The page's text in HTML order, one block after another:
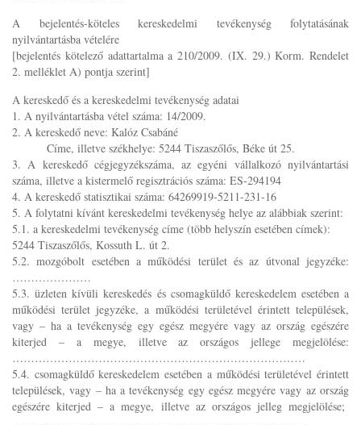
A bejelentés-köteles kereskedelmi tevékenység folytatásának
nyilvántartásba vételére
[bejelentés kötelező adattartalma a 210/2009. (IX. 29.) Korm. Rendelet
2. melléklet A) pontja szerint]
A kereskedő és a kereskedelmi tevékenység adatai
1. A nyilvántartásba vétel száma: 14/2009.
2. A kereskedő neve: Kalóz Csabáné
Címe, illetve székhelye: 5244 Tiszaszőlős, Béke út 25.
3. A kereskedő cégjegyzékszáma, az egyéni vállalkozó nyilvántartási
száma, illetve a kistermelő regisztrációs száma: ES-294194
4. A kereskedő statisztikai száma: 64269919-5211-231-16
5. A folytatni kívánt kereskedelmi tevékenység helye az alábbiak szerint:
5.1. a kereskedelmi tevékenység címe (több helyszín esetében címek):
5244 Tiszaszőlős, Kossuth L. út 2.
5.2. mozgóbolt esetében a működési terület és az útvonal jegyzéke:
…………………
5.3. üzleten kívüli kereskedés és csomagküldő kereskedelem esetében a
működési terület jegyzéke, a működési területével érintett települések,
vagy – ha a tevékenység egy egész megyére vagy az ország egészére
kiterjed – a megye, illetve az országos jellege megjelölése:
……………………………………………………………………
5.4. csomagküldő kereskedelem esetében a működési területével érintett
települések, vagy – ha a tevékenység egy egész megyére vagy az ország
egészére kiterjed – a megye, illetve az országos jelleg megjelölése;